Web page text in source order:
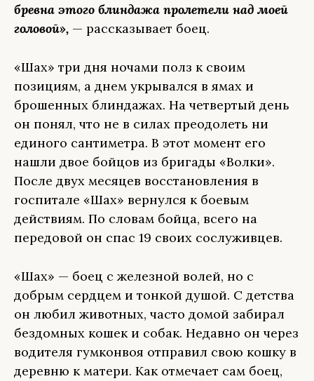
бревна этого блиндажа пролетели над моей
головой», — рассказывает боец.
«Шах» три дня ночами полз к своим
позициям, а днем укрывался в ямах и
брошенных блиндажах. На четвертый день
он понял, что не в силах преодолеть ни
единого сантиметра. В этот момент его
нашли двое бойцов из бригады «Волки».
После двух месяцев восстановления в
госпитале «Шах» вернулся к боевым
действиям. По словам бойца, всего на
передовой он спас 19 своих сослуживцев.
«Шах» — боец с железной волей, но с
добрым сердцем и тонкой душой. С детства
он любил животных, часто домой забирал
бездомных кошек и собак. Недавно он через
водителя гумконвоя отправил свою кошку в
деревню к матери. Как отмечает сам боец,